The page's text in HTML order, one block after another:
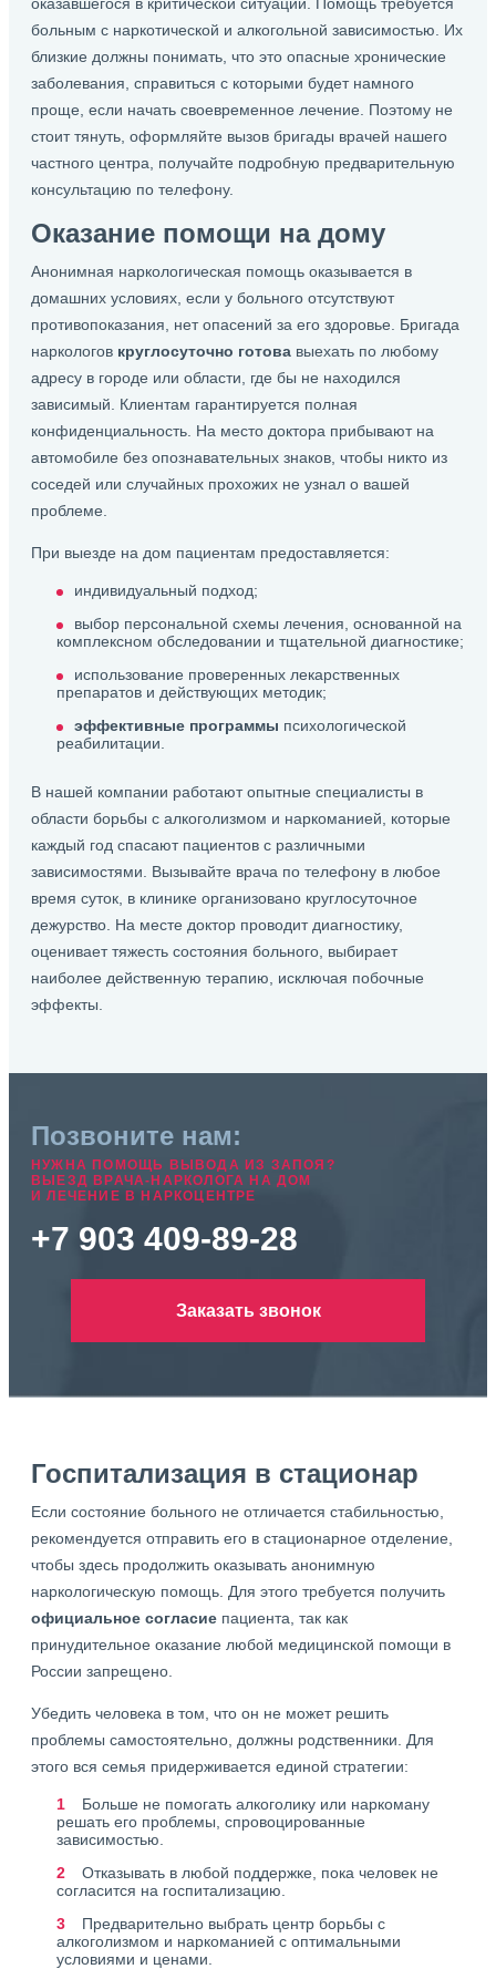
больным с наркотической и алкогольной зависимостью. Их
близкие должны понимать, что это опасные хронические
заболевания, справиться с которыми будет намного
проще, если начать своевременное лечение. Поэтому не
стоит тянуть, оформляйте вызов бригады врачей нашего
частного центра, получайте подробную предварительную
консультацию по телефону.
Оказание помощи на дому
Анонимная наркологическая помощь оказывается в
домашних условиях, если у больного отсутствуют
противопоказания, нет опасений за его здоровье. Бригада
наркологов круглосуточно готова выехать по любому
адресу в городе или области, где бы не находился
зависимый. Клиентам гарантируется полная
конфиденциальность. На место доктора прибывают на
автомобиле без опознавательных знаков, чтобы никто из
соседей или случайных прохожих не узнал о вашей
проблеме.
При выезде на дом пациентам предоставляется:
индивидуальный подход;
выбор персональной схемы лечения, основанной на
комплексном обследовании и тщательной диагностике;
использование проверенных лекарственных
препаратов и действующих методик;
эффективные программы психологической
реабилитации.
В нашей компании работают опытные специалисты в
области борьбы с алкоголизмом и наркоманией, которые
каждый год спасают пациентов с различными
зависимостями. Вызывайте врача по телефону в любое
время суток, в клинике организовано круглосуточное
дежурство. На месте доктор проводит диагностику,
оценивает тяжесть состояния больного, выбирает
наиболее действенную терапию, исключая побочные
эффекты.
Позвоните нам:
НУЖНА ПОМОЩЬ ВЫВОДА ИЗ ЗАПОЯ?
ВЫЕЗД ВРАЧА-НАРКОЛОГА НА ДОМ
И ЛЕЧЕНИЕ В НАРКОЦЕНТРЕ
+7 903 409-89-28
Заказать звонок
Госпитализация в стационар
Если состояние больного не отличается стабильностью,
рекомендуется отправить его в стационарное отделение,
чтобы здесь продолжить оказывать анонимную
наркологическую помощь. Для этого требуется получить
официальное согласие пациента, так как
принудительное оказание любой медицинской помощи в
России запрещено.
Убедить человека в том, что он не может решить
проблемы самостоятельно, должны родственники. Для
этого вся семья придерживается единой стратегии:
Больше не помогать алкоголику или наркоману
решать его проблемы, спровоцированные
зависимостью.
Отказывать в любой поддержке, пока человек не
согласится на госпитализацию.
Предварительно выбрать центр борьбы с
алкоголизмом и наркоманией с оптимальными
условиями и ценами.